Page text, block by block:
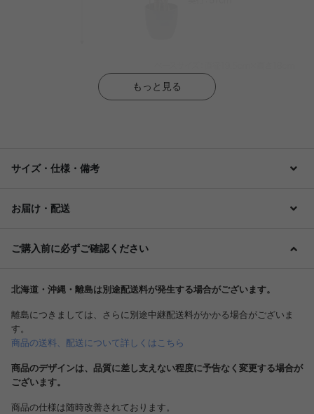
もっと見る
サイズ・仕様・備考
お届け・配送
ご購入前に必ずご確認ください
北海道・沖縄・離島は別途配送料が発生する場合がございます。
離島につきましては、さらに別途中継配送料がかかる場合がございま
す。
商品の送料、配送について詳しくはこちら
商品のデザインは、品質に差し支えない程度に予告なく変更する場合が
ございます。
商品の仕様は随時改善されております。